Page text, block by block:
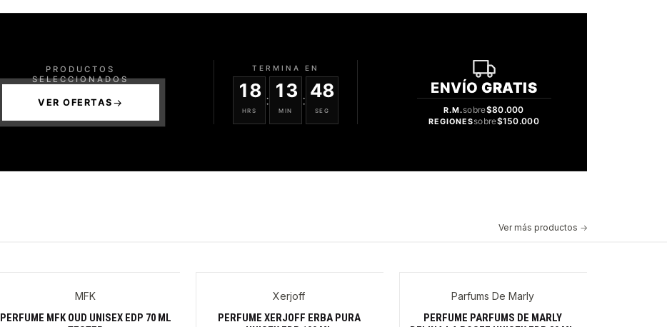
FRAGANCIAS
PRODUCTOS
SELECCIONADOS
VER OFERTAS
TERMINA EN
18
HRS
: 13
MIN
: 47
SEG
ENVÍO GRATIS
R.M.sobre$80.000
REGIONESsobre$150.000
Ver más productos
MFK
PERFUME MFK OUD UNISEX EDP 70 ML
Xerjoff
PERFUME XERJOFF ERBA PURA
Parfums De Marly
PERFUME PARFUMS DE MARLY